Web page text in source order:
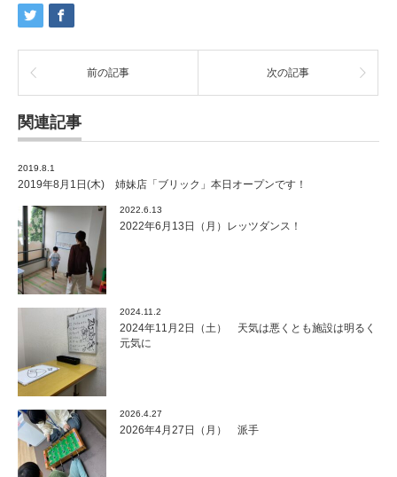
前の記事 次の記事
関連記事
2019.8.1
2019年8月1日(木) 姉妹店「ブリック」本日オープンです！
2022.6.13
2022年6月13日（月）レッツダンス！
2024.11.2
2024年11月2日（土） 天気は悪くとも施設は明るく
元気に
2026.4.27
2026年4月27日（月） 派手